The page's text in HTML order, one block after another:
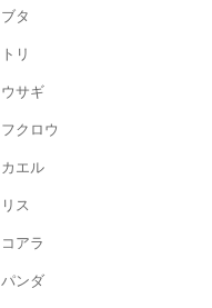
ブタ
トリ
ウサギ
フクロウ
カエル
リス
コアラ
パンダ